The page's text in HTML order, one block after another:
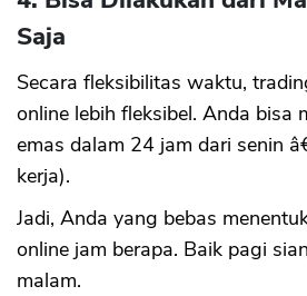
Saja
Secara fleksibilitas waktu,
online lebih fleksibel. Anda bisa
emas dalam 24 jam dari senin
kerja).
Jadi, Anda yang bebas
online jam berapa. Baik pagi
malam.